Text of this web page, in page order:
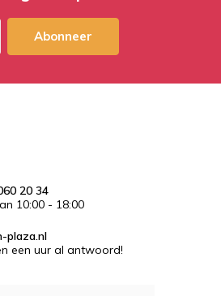
Abonneer
20 34
10:00 - 18:00
plaza.nl
een uur al antwoord!